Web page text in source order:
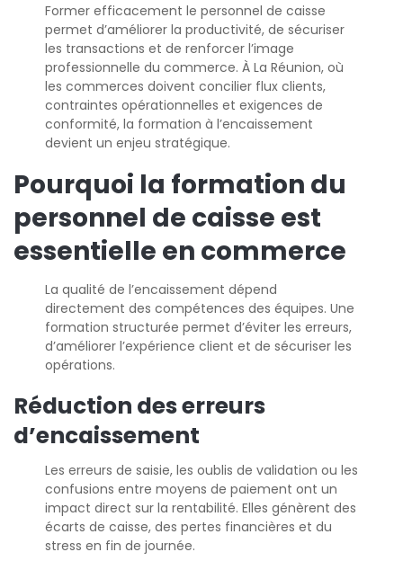
Former efficacement le personnel de caisse
permet d’améliorer la productivité, de sécuriser
les transactions et de renforcer l’image
professionnelle du commerce. À La Réunion, où
les commerces doivent concilier flux clients,
contraintes opérationnelles et exigences de
conformité, la formation à l’encaissement
devient un enjeu stratégique.
Pourquoi la formation du
personnel de caisse est
essentielle en commerce
La qualité de l’encaissement dépend
directement des compétences des équipes. Une
formation structurée permet d’éviter les erreurs,
d’améliorer l’expérience client et de sécuriser les
opérations.
Réduction des erreurs
d’encaissement
Les erreurs de saisie, les oublis de validation ou les
confusions entre moyens de paiement ont un
impact direct sur la rentabilité. Elles génèrent des
écarts de caisse, des pertes financières et du
stress en fin de journée.